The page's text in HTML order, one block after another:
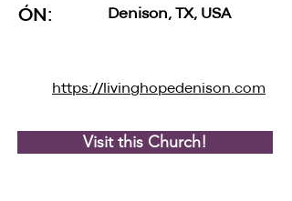
ÓN:
Denison, TX, USA
https://livinghopedenison.com
Visit this Church!